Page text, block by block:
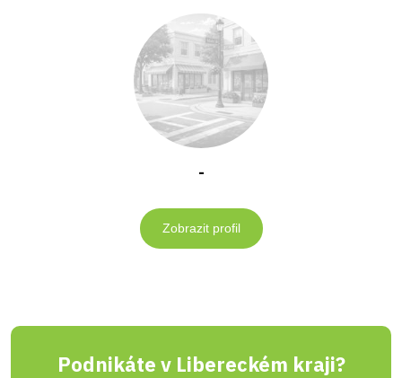
-
Zobrazit profil
Podnikáte v Libereckém kraji?